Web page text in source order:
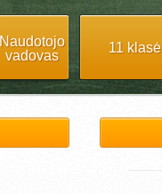
Naudotojo
vadovas
11 klasė